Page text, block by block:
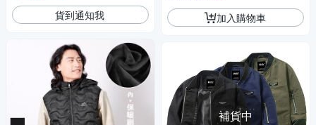
貨到通知我 加入購物車
補貨中